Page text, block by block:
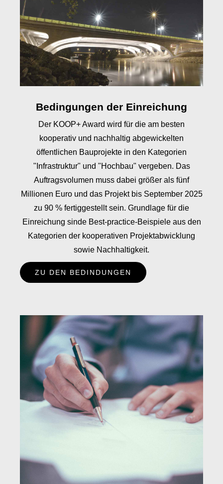
Bedingungen der Einreichung
Der KOOP+ Award wird für die am besten
kooperativ und nachhaltig abgewickelten
öffentlichen Bauprojekte in den Kategorien
"Infrastruktur" und "Hochbau" vergeben. Das
Auftragsvolumen muss dabei größer als fünf
Millionen Euro und das Projekt bis September 2025
zu 90 % fertiggestellt sein. Grundlage für die
Einreichung sinde Best-practice-Beispiele aus den
Kategorien der kooperativen Projektabwicklung
sowie Nachhaltigkeit.
ZU DEN BEDINDUNGEN